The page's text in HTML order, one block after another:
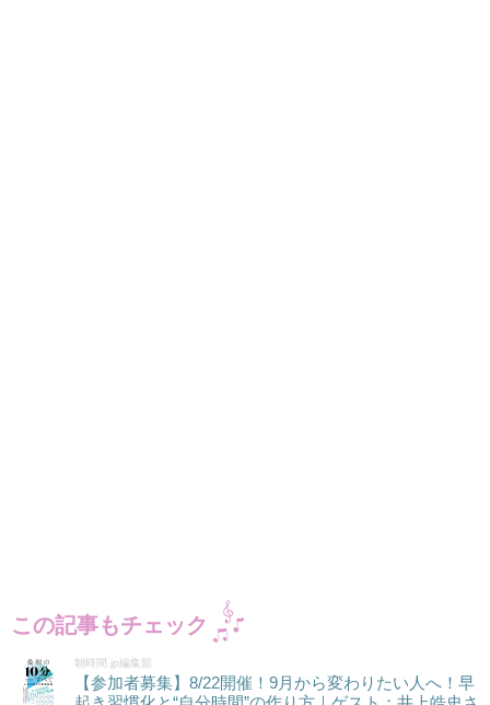
この記事もチェック
朝時間.jp編集部
【参加者募集】8/22開催！9月から変わりたい人へ！早